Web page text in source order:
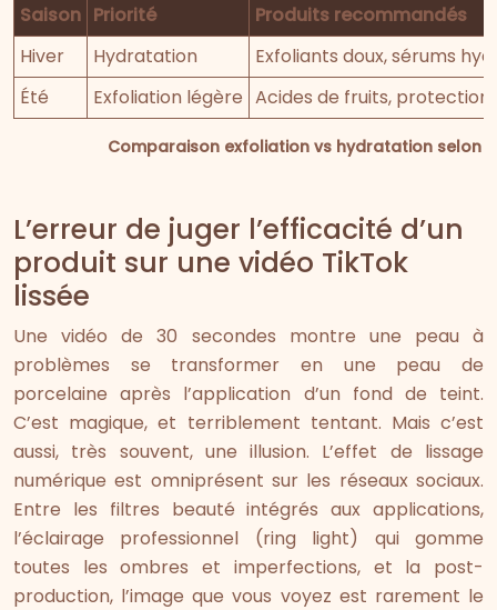
Comparaison exfoliation vs hydratation selon
Saison Priorité
Produits recommandés
Hiver
Hydratation
Exfoliants doux, sérums
Été
Exfoliation légère Acides de fruits,
L’erreur de juger l’efficacité d’un
produit sur une vidéo TikTok
lissée
Une vidéo de 30 secondes montre une peau à
problèmes se transformer en une peau de
porcelaine après l’application d’un fond de teint.
C’est magique, et terriblement tentant. Mais c’est
aussi, très souvent, une illusion. L’effet de lissage
numérique est omniprésent sur les réseaux sociaux.
Entre les filtres beauté intégrés aux applications,
l’éclairage professionnel (ring light) qui gomme
toutes les ombres et imperfections, et la post-
production, l’image que vous voyez est rarement le